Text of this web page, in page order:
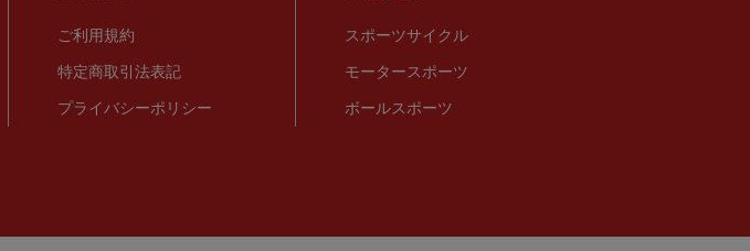
ご利用規約
特定商取引法表記
プライバシーポリシー
スポーツサイクル
モータースポーツ
ボールスポーツ